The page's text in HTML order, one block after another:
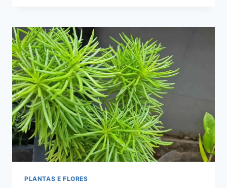
ATLÂNTICA
QUE
VOCÊ
PRECISA
CONHECER
PLANTAS E FLORES